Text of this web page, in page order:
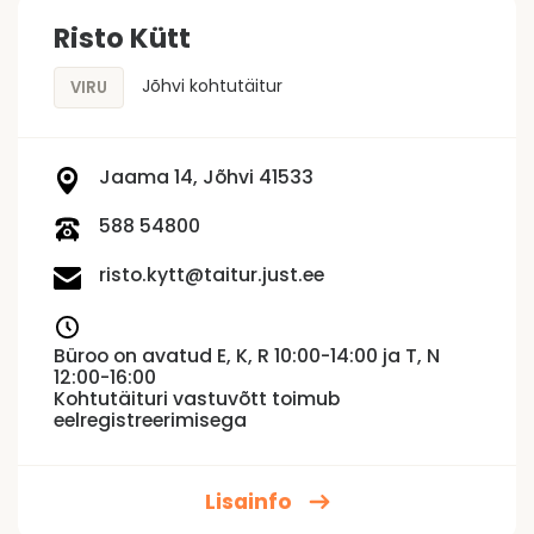
Risto Kütt
VIRU Jõhvi kohtutäitur
Jaama 14, Jõhvi 41533
588 54800
risto.kytt@taitur.just.ee
Büroo on avatud E, K, R 10:00-14:00 ja T, N
12:00-16:00
Kohtutäituri vastuvõtt toimub
eelregistreerimisega
Lisainfo